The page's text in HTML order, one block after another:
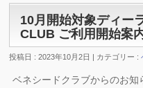
10月開始対象ディー
CLUB ご利用開始案
投稿日 : 2023年10月2日 | カテゴリー :
ベネシードクラブからのお知